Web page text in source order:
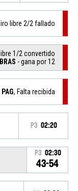
libre 2/2 fallado
1/2 convertido
- gana por 12
PAG, Falta recibida
P3 02:20
P3 02:30
43-54